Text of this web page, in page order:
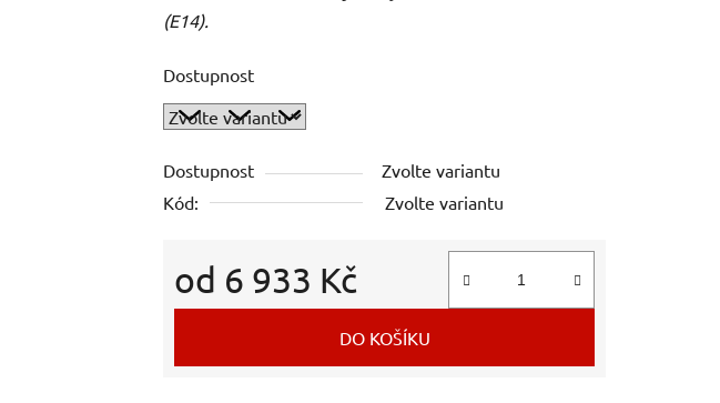
(E14).
Dostupnost
Dostupnost
Zvolte variantu
Kód:
Zvolte variantu
od 6 933 Kč
Měrná cena:
DO KOŠÍKU